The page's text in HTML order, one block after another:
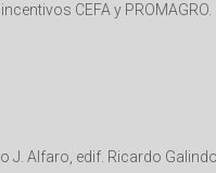
CEFA y PROMAGRO.
J. Alfaro, edif. Ricardo Galindo